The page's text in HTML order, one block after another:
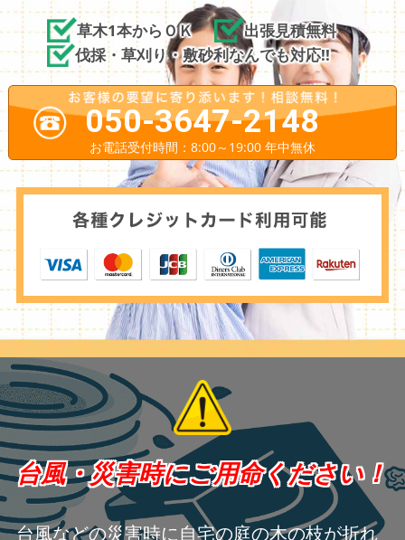
草木1本からＯＫ
出張見積無料
伐採・草刈り・敷砂利なんでも対応!!
050-3647-2148
お電話受付時間：8:00～19:00 年中無休
台風・災害時にご用命ください！
台風などの災害時に自宅の庭の木の枝が折れ